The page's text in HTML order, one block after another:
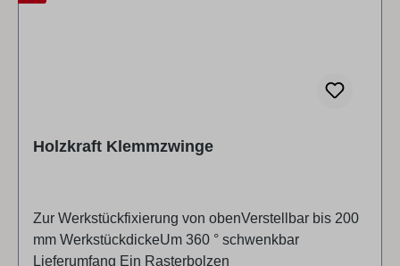
Holzkraft Klemmzwinge
Zur Werkstückfixierung von obenVerstellbar bis 200
mm WerkstückdickeUm 360 ° schwenkbar
Lieferumfang Ein Rasterbolzen